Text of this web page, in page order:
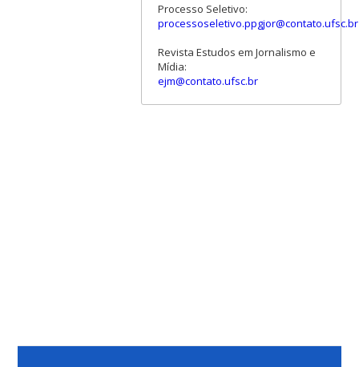
Processo Seletivo:
processoseletivo.ppgjor@contato.ufsc.br
Revista Estudos em Jornalismo e
Mídia:
ejm@contato.ufsc.br